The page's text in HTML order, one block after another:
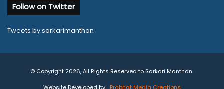
Follow on Twitter
Tweets by sarkarimanthan
© Copyright 2026, All Rights Reserved to Sarkari Manthan.
Website Developed by
Prabhat Media Creations